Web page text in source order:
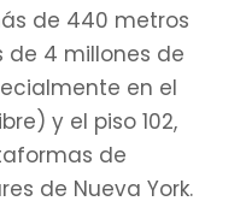
de 440 metros
4 millones de
en el
y el piso 102,
de
de Nueva York.